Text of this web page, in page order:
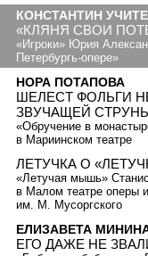
КОНСТАНТИН
«КЛЯНЯ СВОИ
«Игроки» Юрия
Петербургь-опере»
НОРА ПОТАПОВА
ШЕЛЕСТ ФОЛЬГИ
ЗВУЧАЩЕЙ
«Обручение в
в Мариинском театре
ЛЕТУЧКА О
«Летучая мышь»
в Малом театре оперы
им. М. Мусоргского
ЕЛИЗАВЕТА
ЕГО ДАЖЕ НЕ